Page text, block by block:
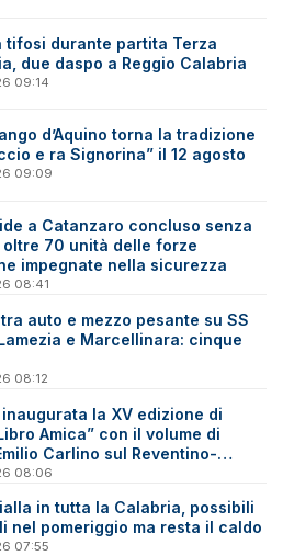
tifosi durante partita Terza
due daspo a Reggio Calabria
09:14
d’Aquino torna la tradizione
e ra Signorina” il 12 agosto
09:09
a Catanzaro concluso senza
70 unità delle forze
impegnate nella sicurezza
08:41
auto e mezzo pesante su SS
e Marcellinara: cinque
08:12
la XV edizione di
Amica” con il volume di
Carlino sul Reventino-
08:06
in tutta la Calabria, possibili
nel pomeriggio ma resta il caldo
07:55